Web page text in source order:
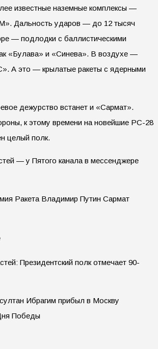
известные наземные комплексы —
Дальность ударов — до 12 тысяч
— подлодки с баллистическими
«Булава» и «Синева». В воздухе —
А это — крылатые ракеты с ядерными
дежурство встанет и «Сармат».
к этому времени на новейшие РС-28
целый полк.
— у Пятого канала в мессенджере
Ракета Владимир Путин Сармат
Президентский полк отмечает 90-
Ибрагим прибыл в Москву
Победы